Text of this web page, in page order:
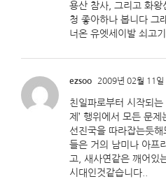
용산 참사, 그리고 화왕
청 좋아하나 봅니다 그
너온 유엣세이발 쇠고
ezsoo 2009년 02월 11
친일파로부터 시작되는
제’ 행위에서 모든 문
선진국을 따라잡는듯
들은 거의 남미나 아프
고, 새사연같은 깨어있
시대인것같습니다..